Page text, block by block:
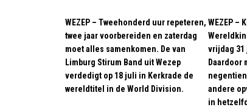
WEZEP – Tweehonderd uur repeteren,
twee jaar voorbereiden en zaterdag
moet alles samenkomen. De van
Limburg Stirum Band uit Wezep
verdedigt op 18 juli in Kerkrade de
wereldtitel in de World Division.
WEZEP –
vrijdag
Daardoor
andere
in